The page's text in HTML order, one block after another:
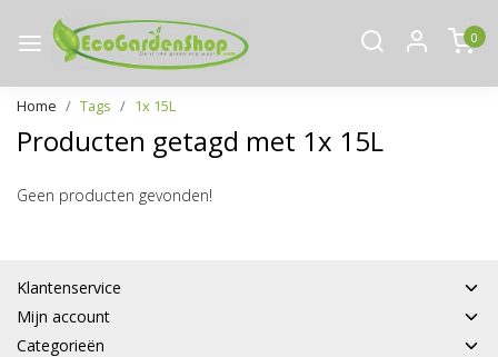
0
Home Tags 1x 15L
Producten getagd met 1x 15L
Geen producten gevonden!
Klantenservice
Mijn account
Categorieën